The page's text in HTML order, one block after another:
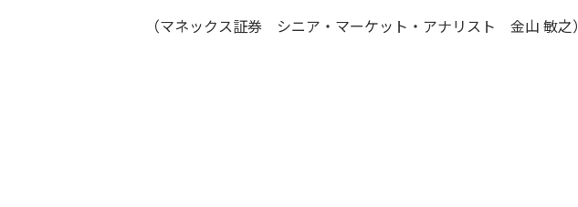
（マネックス証券 シニア・マーケット・アナリスト 金山 敏之）